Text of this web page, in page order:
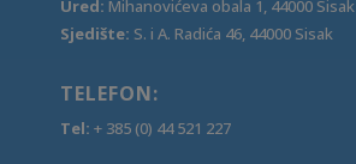
Ured: Mihanovićeva obala 1, 44000 Sisak
Sjedište: S. i A. Radića 46, 44000 Sisak
TELEFON:
Tel: + 385 (0) 44 521 227